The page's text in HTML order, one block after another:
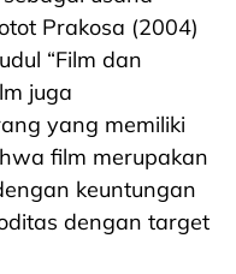
Prakosa (2004)
“Film dan
juga
yang memiliki
film merupakan
keuntungan
dengan target